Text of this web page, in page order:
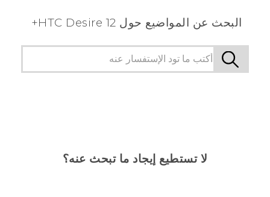
البحث عن المواضيع حول HTC Desire 12+
لا تستطيع إيجاد ما تبحث عنه؟